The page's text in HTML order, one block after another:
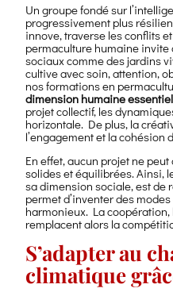
Un groupe fondé sur
progressivement plus
innove, traverse les conflits
permaculture humaine
sociaux comme des jardins
cultive avec soin, attention,
nos formations en
dimension humaine
projet collectif, les
horizontale. De plus, la
l’engagement et la cohésion
En effet, aucun projet ne
solides et équilibrées. Ainsi,
sa dimension sociale, est de
permet d’inventer des
harmonieux. La
remplacent alors la
S’adapter au
climatique